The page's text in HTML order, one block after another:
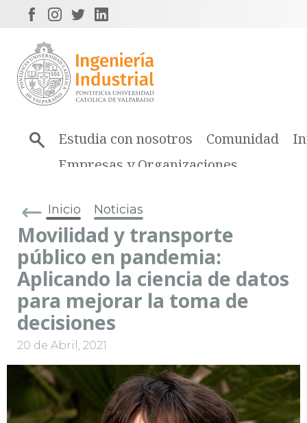
Estudia con nosotros Comunidad
Empresas y Organizaciones
Inicio Noticias
Movilidad y transporte
público en pandemia:
Aplicando la ciencia de datos
para mejorar la toma de
decisiones
20 de Abril, 2021